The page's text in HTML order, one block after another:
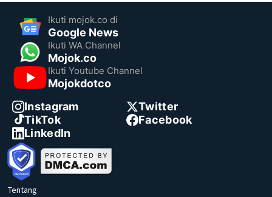
Ikuti mojok.co di
Google News
Ikuti WA Channel
Mojok.co
Ikuti Youtube Channel
Mojokdotco
Instagram
Twitter
TikTok
Facebook
LinkedIn
Tentang